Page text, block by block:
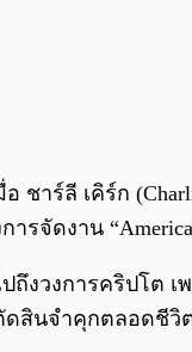
ชาร์ลี เคิร์ก
จัดงาน
งวงการคริปโต เ
ดสินจำคุกตลอดชี